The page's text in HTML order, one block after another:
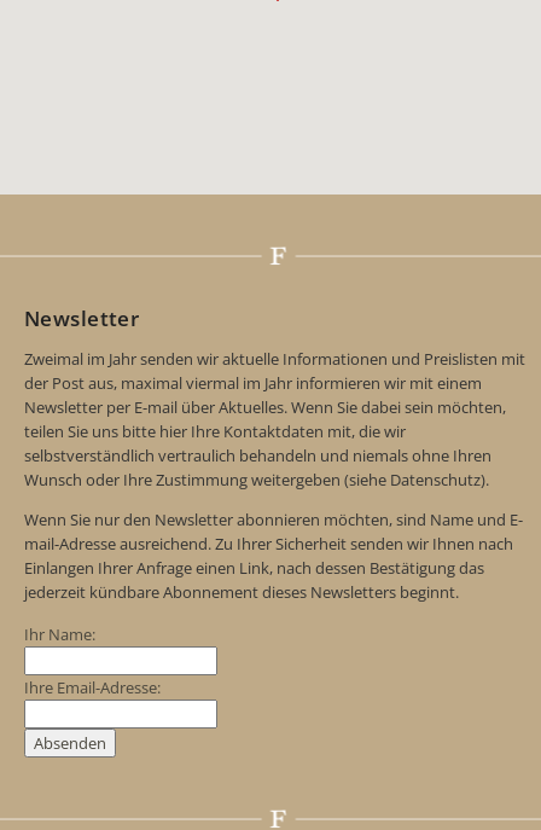
Newsletter
Zweimal im Jahr senden wir aktuelle Informationen und Preislisten mit
der Post aus, maximal viermal im Jahr informieren wir mit einem
Newsletter per E-mail über Aktuelles. Wenn Sie dabei sein möchten,
teilen Sie uns bitte hier Ihre Kontaktdaten mit, die wir
selbstverständlich vertraulich behandeln und niemals ohne Ihren
Wunsch oder Ihre Zustimmung weitergeben (siehe Datenschutz).
Wenn Sie nur den Newsletter abonnieren möchten, sind Name und E-
mail-Adresse ausreichend. Zu Ihrer Sicherheit senden wir Ihnen nach
Einlangen Ihrer Anfrage einen Link, nach dessen Bestätigung das
jederzeit kündbare Abonnement dieses Newsletters beginnt.
Ihr Name:
Ihre Email-Adresse: